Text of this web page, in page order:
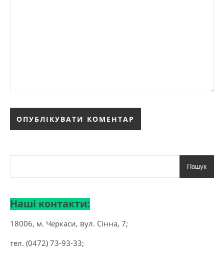
Пошук
Наші контакти:
18006, м. Черкаси, вул. Сінна, 7;
тел. (0472) 73-93-33;